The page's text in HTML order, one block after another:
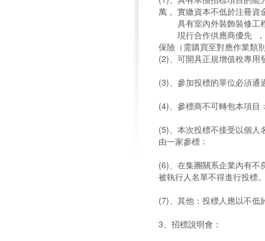
萬， 實繳資本不低於注冊資
具有室內外裝飾裝修工
現行合作供應商優先
，
保險（需購買至對應作業類
(2)、可開具正規增值稅專用
(3)、參加投標的單位必須通
(4)、參標商不可轉包本項目
(5)、本次投標不接受以個人
由一家參標﹔
(6)、在集團關系企業內有不
被執行人名單不得進行投標
(7)、其他：投標人應以不低
3、招標說明會：